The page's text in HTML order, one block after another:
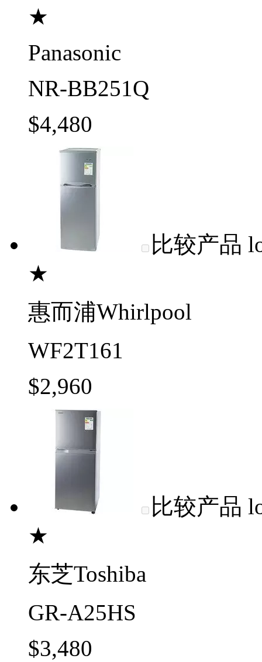
★
Panasonic
NR-BB251Q
$4,480
比较产品
★
惠而浦Whirlpool
WF2T161
$2,960
比较产品
★
东芝Toshiba
GR-A25HS
$3,480